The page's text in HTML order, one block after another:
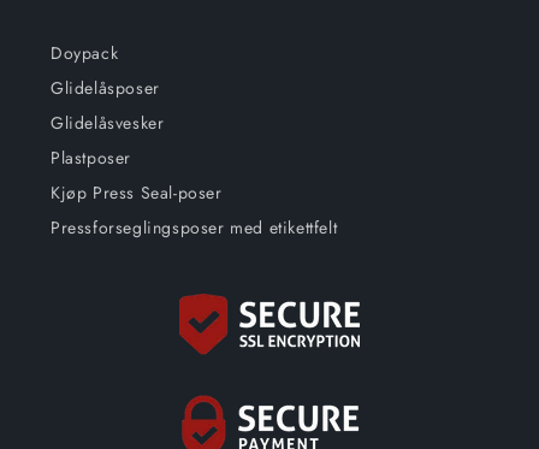
Doypack
Glidelåsposer
Glidelåsvesker
Plastposer
Kjøp Press Seal-poser
Pressforseglingsposer med etikettfelt